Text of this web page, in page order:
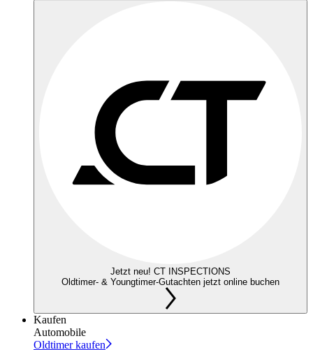
Jetzt neu! CT INSPECTIONS
Oldtimer- & Youngtimer-Gutachten jetzt online buchen
Kaufen
Automobile
Oldtimer kaufen